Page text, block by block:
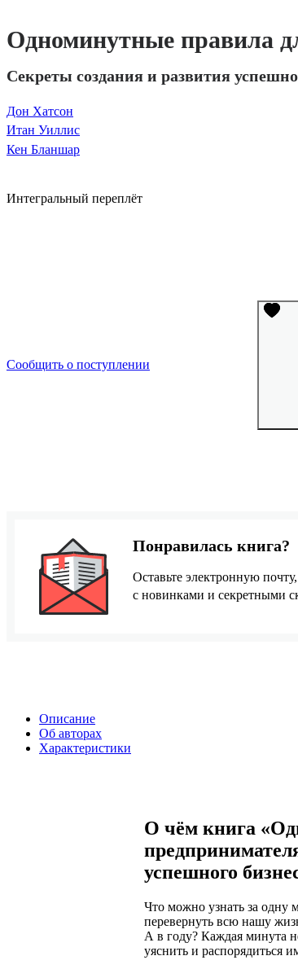
Одноминутные правила
Секреты создания и развития
Дон Хатсон
Итан Уиллис
Кен Бланшар
Интегральный переплёт
Сообщить о поступлении
Описание
Об авторах
Характеристики
О чём книга
успешного
Что можно узнать за одну
перевернуть всю нашу
А в году? Каждая минута
уяснить и распорядиться
Понравилась книга?
Оставьте электронную
с новинками и секретными